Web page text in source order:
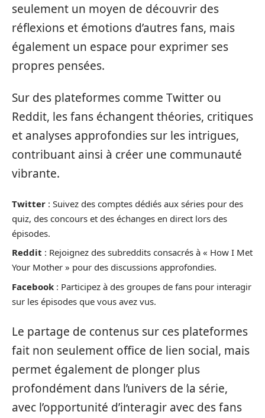
seulement un moyen de découvrir des
réflexions et émotions d’autres fans, mais
également un espace pour exprimer ses
propres pensées.
Sur des plateformes comme Twitter ou
Reddit, les fans échangent théories, critiques
et analyses approfondies sur les intrigues,
contribuant ainsi à créer une communauté
vibrante.
Twitter : Suivez des comptes dédiés aux séries pour des
quiz, des concours et des échanges en direct lors des
épisodes.
Reddit : Rejoignez des subreddits consacrés à « How I Met
Your Mother » pour des discussions approfondies.
Facebook : Participez à des groupes de fans pour interagir
sur les épisodes que vous avez vus.
Le partage de contenus sur ces plateformes
fait non seulement office de lien social, mais
permet également de plonger plus
profondément dans l’univers de la série,
avec l’opportunité d’interagir avec des fans